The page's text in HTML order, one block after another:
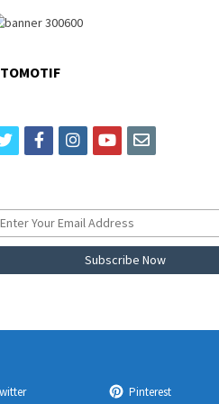
twitterfacebookinstagram
youtubeemail
Pinterest